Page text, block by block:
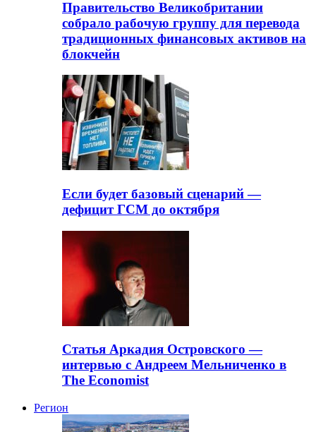
Правительство Великобритании
собрало рабочую группу для перевода
традиционных финансовых активов на
блокчейн
Если будет базовый сценарий —
дефицит ГСМ до октября
Статья Аркадия Островского —
интервью с Андреем Мельниченко в
The Economist
Регион